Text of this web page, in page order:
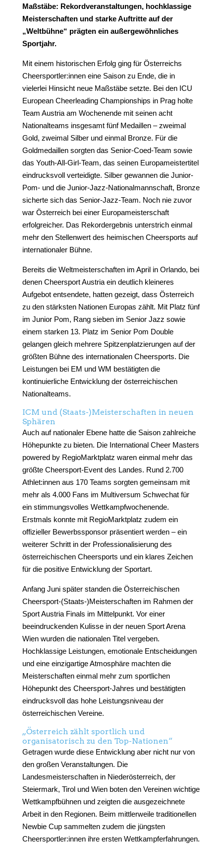
Maßstäbe: Rekordveranstaltungen, hochklassige
Meisterschaften und starke Auftritte auf der
„Weltbühne“ prägten ein außergewöhnliches
Sportjahr.
Mit einem historischen Erfolg ging für Österreichs
Cheersportler:innen eine Saison zu Ende, die in
vielerlei Hinsicht neue Maßstäbe setzte. Bei den ICU
European Cheerleading Championships in Prag holte
Team Austria am Wochenende mit seinen acht
Nationalteams insgesamt fünf Medaillen – zweimal
Gold, zweimal Silber und einmal Bronze. Für die
Goldmedaillen sorgten das Senior-Coed-Team sowie
das Youth-All-Girl-Team, das seinen Europameistertitel
eindrucksvoll verteidigte. Silber gewannen die Junior-
Pom- und die Junior-Jazz-Nationalmannschaft, Bronze
sicherte sich das Senior-Jazz-Team. Noch nie zuvor
war Österreich bei einer Europameisterschaft
erfolgreicher. Das Rekordergebnis unterstrich einmal
mehr den Stellenwert des heimischen Cheersports auf
internationaler Bühne.
Bereits die Weltmeisterschaften im April in Orlando, bei
denen Cheersport Austria ein deutlich kleineres
Aufgebot entsendete, hatten gezeigt, dass Österreich
zu den stärksten Nationen Europas zählt. Mit Platz fünf
im Junior Pom, Rang sieben im Senior Jazz sowie
einem starken 13. Platz im Senior Pom Double
gelangen gleich mehrere Spitzenplatzierungen auf der
größten Bühne des internationalen Cheersports. Die
Leistungen bei EM und WM bestätigten die
kontinuierliche Entwicklung der österreichischen
Nationalteams.
ICM und (Staats-)Meisterschaften in neuen
Sphären
Auch auf nationaler Ebene hatte die Saison zahlreiche
Höhepunkte zu bieten. Die International Cheer Masters
powered by RegioMarktplatz waren einmal mehr das
größte Cheersport-Event des Landes. Rund 2.700
Athlet:innen aus 170 Teams sorgten gemeinsam mit
mehr als 4.000 Fans im Multiversum Schwechat für
ein stimmungsvolles Wettkampfwochenende.
Erstmals konnte mit RegioMarktplatz zudem ein
offizieller Bewerbssponsor präsentiert werden – ein
weiterer Schritt in der Professionalisierung des
österreichischen Cheersports und ein klares Zeichen
für die positive Entwicklung der Sportart.
Anfang Juni später standen die Österreichischen
Cheersport-(Staats-)Meisterschaften im Rahmen der
Sport Austria Finals im Mittelpunkt. Vor einer
beeindruckenden Kulisse in der neuen Sport Arena
Wien wurden die nationalen Titel vergeben.
Hochklassige Leistungen, emotionale Entscheidungen
und eine einzigartige Atmosphäre machten die
Meisterschaften einmal mehr zum sportlichen
Höhepunkt des Cheersport-Jahres und bestätigten
eindrucksvoll das hohe Leistungsniveau der
österreichischen Vereine.
„Österreich zählt sportlich und
organisatorisch zu den Top-Nationen“
Getragen wurde diese Entwicklung aber nicht nur von
den großen Veranstaltungen. Die
Landesmeisterschaften in Niederösterreich, der
Steiermark, Tirol und Wien boten den Vereinen wichtige
Wettkampfbühnen und zeigten die ausgezeichnete
Arbeit in den Regionen. Beim mittlerweile traditionellen
Newbie Cup sammelten zudem die jüngsten
Cheersportler:innen ihre ersten Wettkampferfahrungen.